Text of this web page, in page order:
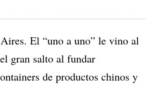
El “uno a uno” le vino al
gran salto al fundar
de productos chinos y